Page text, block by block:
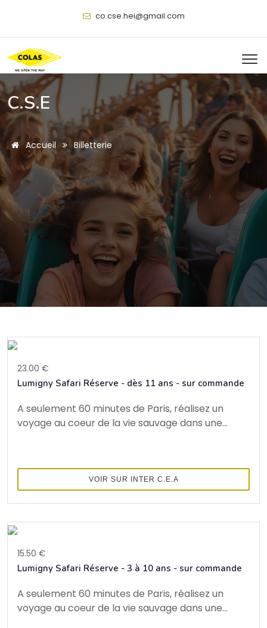
@
C.S.E
Accueil Billetterie
23.00 €
Lumigny Safari Réserve - dès 11 ans - sur commande
A seulement 60 minutes de Paris, réalisez un
voyage au coeur de la vie sauvage dans une...
VOIR SUR INTER C.E.A
15.50 €
Lumigny Safari Réserve - 3 à 10 ans - sur commande
A seulement 60 minutes de Paris, réalisez un
voyage au coeur de la vie sauvage dans une...